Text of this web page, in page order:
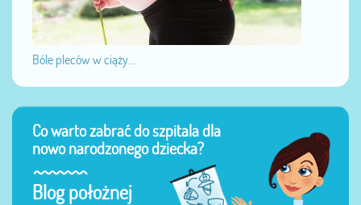
Bóle pleców w ciąży...
Co warto zabrać do szpitala dla
nowo narodzonego dziecka?
Blog położnej